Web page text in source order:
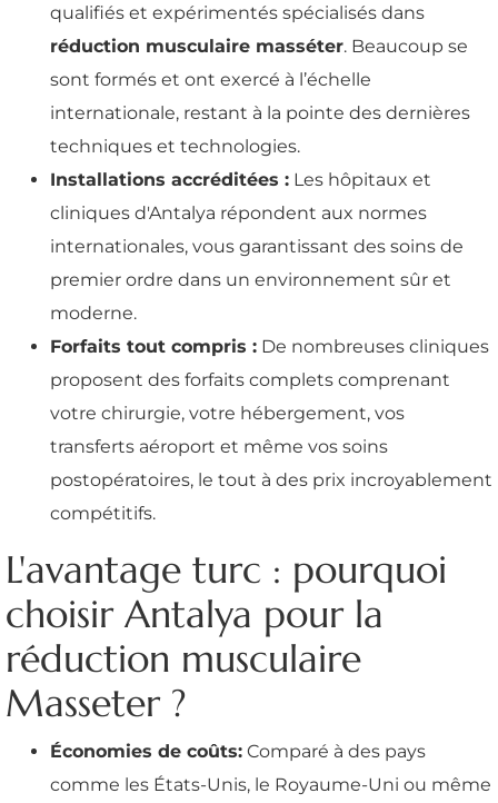
qualifiés et expérimentés spécialisés dans
réduction musculaire masséter. Beaucoup se
sont formés et ont exercé à l’échelle
internationale, restant à la pointe des dernières
techniques et technologies.
Installations accréditées : Les hôpitaux et
cliniques d'Antalya répondent aux normes
internationales, vous garantissant des soins de
premier ordre dans un environnement sûr et
moderne.
Forfaits tout compris : De nombreuses cliniques
proposent des forfaits complets comprenant
votre chirurgie, votre hébergement, vos
transferts aéroport et même vos soins
postopératoires, le tout à des prix incroyablement
compétitifs.
L'avantage turc : pourquoi
choisir Antalya pour la
réduction musculaire
Masseter ?
Économies de coûts: Comparé à des pays
comme les États-Unis, le Royaume-Uni ou même